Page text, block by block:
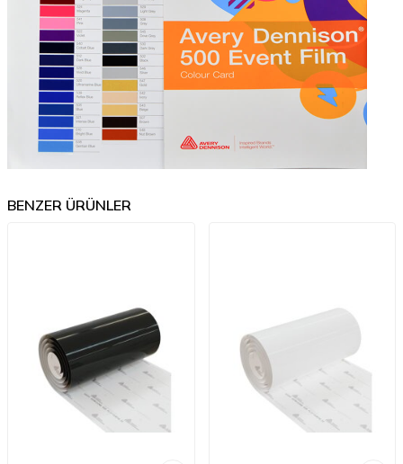
BENZER ÜRÜNLER